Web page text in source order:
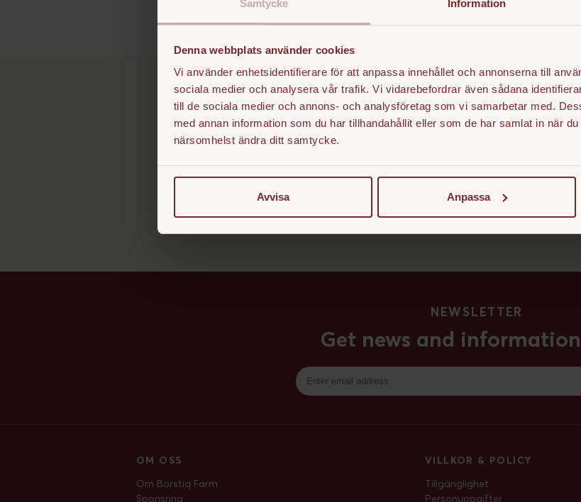
Samtycke Information
Denna webbplats använder cookies
Vi använder enhetsidentifierare för att anpassa innehållet och annonserna till
sociala medier och analysera vår trafik. Vi vidarebefordrar även sådana
till de sociala medier och annons- och analysföretag som vi samarbetar med.
med annan information som du har tillhandahållit eller som de har samlat in när
närsomhelst ändra ditt samtycke.
Avvisa Anpassa
Bassine – hård och kraftfull borst
Ett kraftfullt slitstarkt naturmaterial framställt från torkade palmblad. Bassine
hårdhet i borsten. Dess naturliga struktur gör att den är effektiv på att nå
piassavafibrer. Bassine är ett helt naturligt och biologiskt nedbrytbart material,
alternativ.
NEWSLETTER
Get news and
OM OSS
Om Borstiq Farm
Sponsring
VILLKOR & POLICY
Tillgänglighet
Personuppgifter